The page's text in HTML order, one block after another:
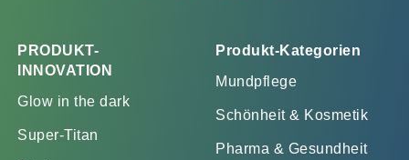
PRODUKT-
INNOVATION
Glow in the dark
Super-Titan
Produkt-Kategorien
Mundpflege
Schönheit & Kosmetik
Pharma & Gesundheit